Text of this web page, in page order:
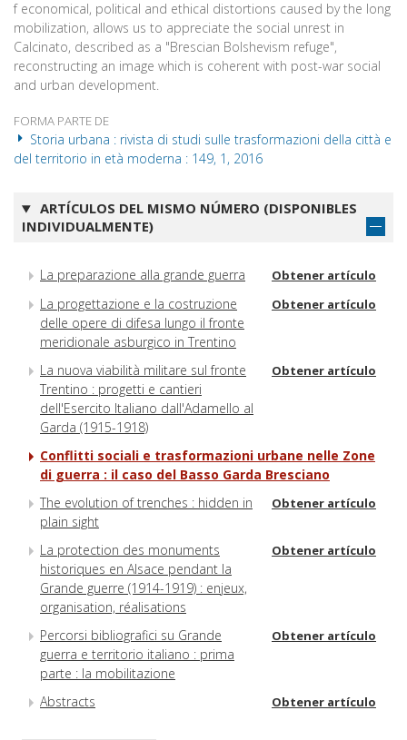
f economical, political and ethical distortions caused by the long
mobilization, allows us to appreciate the social unrest in
Calcinato, described as a "Brescian Bolshevism refuge",
reconstructing an image which is coherent with post-war social
and urban development.
FORMA PARTE DE
Storia urbana : rivista di studi sulle trasformazioni della città e
del territorio in età moderna : 149, 1, 2016
ARTÍCULOS DEL MISMO NÚMERO (DISPONIBLES
INDIVIDUALMENTE)
La preparazione alla grande guerra Obtener artículo
La progettazione e la costruzione
delle opere di difesa lungo il fronte
meridionale asburgico in Trentino
Obtener artículo
La nuova viabilità militare sul fronte
Trentino : progetti e cantieri
dell'Esercito Italiano dall'Adamello al
Garda (1915-1918)
Obtener artículo
Conflitti sociali e trasformazioni urbane nelle Zone
di guerra : il caso del Basso Garda Bresciano
The evolution of trenches : hidden in
plain sight
Obtener artículo
La protection des monuments
historiques en Alsace pendant la
Grande guerre (1914-1919) : enjeux,
organisation, réalisations
Obtener artículo
Percorsi bibliografici su Grande
guerra e territorio italiano : prima
parte : la mobilitazione
Obtener artículo
Abstracts Obtener artículo